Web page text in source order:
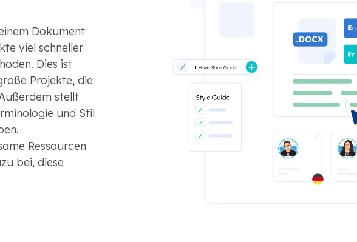
Dokument
viel schneller
Dies ist
Projekte, die
stellt
und Stil
Ressourcen
bei, diese